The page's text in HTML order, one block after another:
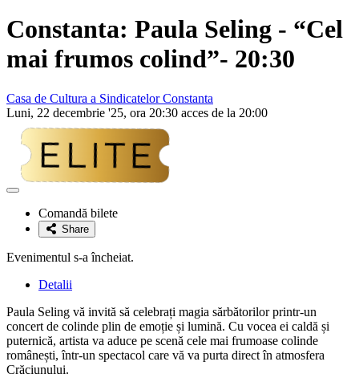
Constanta: Paula Seling - “Cel
mai frumos colind”- 20:30
Casa de Cultura a Sindicatelor Constanta
Luni, 22 decembrie '25, ora 20:30 acces de la 20:00
Adaugă
favoriteComandă bilete
Share
Evenimentul s-a încheiat.
Detalii
Paula Seling vă invită să celebrați magia sărbătorilor printr-un
concert de colinde plin de emoție și lumină. Cu vocea ei caldă și
puternică, artista va aduce pe scenă cele mai frumoase colinde
românești, într-un spectacol care vă va purta direct în atmosfera
Crăciunului.